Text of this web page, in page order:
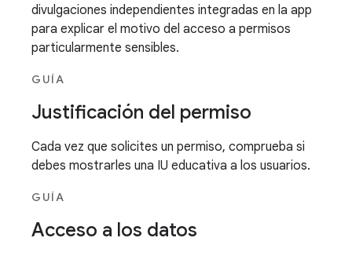
divulgaciones independientes integradas en la app
para explicar el motivo del acceso a permisos
particularmente sensibles.
GUÍA
Justificación del permiso
Cada vez que solicites un permiso, comprueba si
debes mostrarles una IU educativa a los usuarios.
GUÍA
Acceso a los datos